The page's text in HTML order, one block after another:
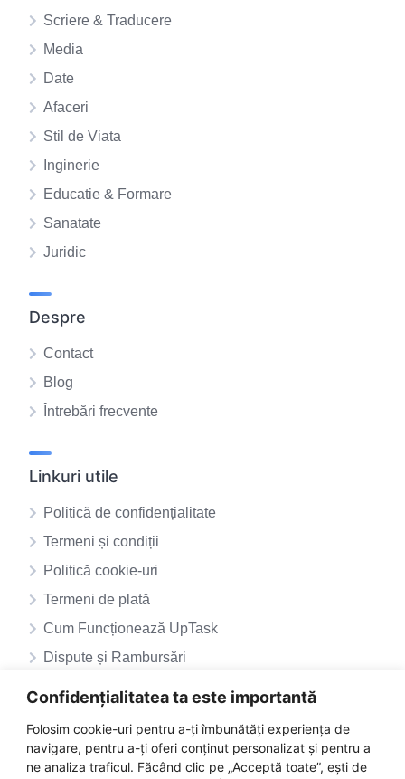
Confidențialitatea ta este importantă
Folosim cookie-uri pentru a-ți îmbunătăți experiența de
navigare, pentru a-ți oferi conținut personalizat și pentru a
ne analiza traficul. Făcând clic pe „Acceptă toate”, ești de
Scriere & Traducere
Media
Date
Afaceri
Stil de Viata
Inginerie
Educatie & Formare
Sanatate
Juridic
Despre
Contact
Blog
Întrebări frecvente
Linkuri utile
Politică de confidențialitate
Termeni și condiții
Politică cookie-uri
Termeni de plată
Cum Funcționează UpTask
Dispute și Rambursări